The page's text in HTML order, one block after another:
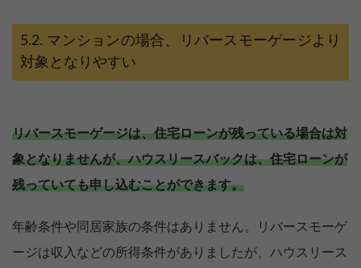
マンションの場合、リバースモーゲージより
対象となりやすい
リバースモーゲージは、住宅ローンが残っている場合は対
象となりませんが、ハウスリースバックは、住宅ローンが
残っていても申し込むことができます。
年齢条件や同居家族の条件はありません。リバースモーゲ
ージは収入などの所得条件がありましたが、ハウスリース